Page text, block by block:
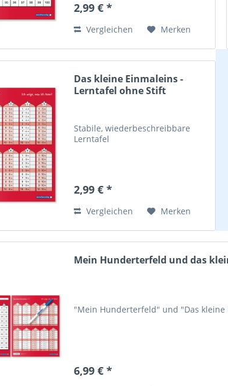
2,99 € *
Vergleichen Merken
Das kleine Einmaleins -
Lerntafel ohne Stift
Stabile, wiederbeschreibbare
Lerntafel
2,99 € *
Vergleichen Merken
Mein Hunderterfeld und das
"Mein Hunderterfeld" und "Das
6,99 € *